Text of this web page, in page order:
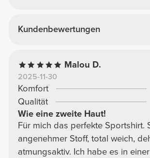
Kundenbewertungen
Malou D.
2025-11-30
Komfort
Qualität
Wie eine zweite Haut!
Für mich das perfekte Sportshirt.
angenehmer Stoff, total weich,
atmungsaktiv. Ich habe es in